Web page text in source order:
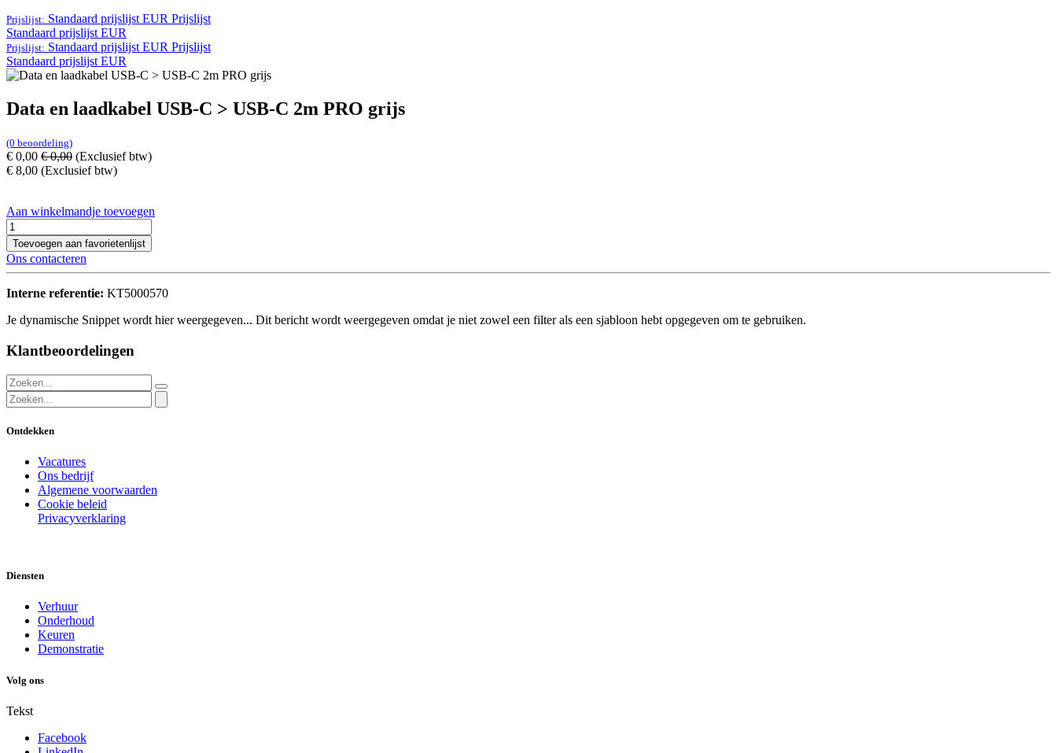
Prijslijst: Standaard prijslijst EUR Prijslijst
Standaard prijslijst EUR
Prijslijst: Standaard prijslijst EUR Prijslijst
Standaard prijslijst EUR
Data en laadkabel USB-C > USB-C 2m PRO grijs
(0 beoordeling)
€ 0,00 €0,00 (Exclusief btw)
€ 8,00 (Exclusief btw)
Aan winkelmandje toevoegen
Toevoegen aan favorietenlijst
Ons contacteren
Interne referentie: KT5000570
Je dynamische Snippet wordt hier weergegeven... Dit bericht wordt weergegeven omdat je niet zowel een filter als een sjabloon hebt opgegeven om te gebruiken.
Klantbeoordelingen
Ontdekken
Vacatures
Ons bedrijf
Algemene voorwaarden
Cookie beleid
Privacyverklaring
Diensten
Verhuur
Onderhoud
Keuren
Demonstratie
Volg ons
Tekst
Facebook